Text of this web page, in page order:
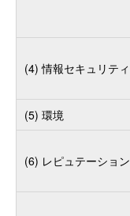
(4) 情報セキュリティ
(5) 環境
(6) レピュテーション